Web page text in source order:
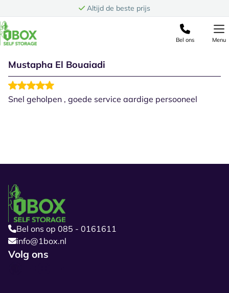
Altijd de beste prijs
Bel ons Menu
Mustapha El Bouaiadi
Snel geholpen , goede service aardige persooneel
Bel ons op 085 - 0161611
info@1box.nl
Volg ons